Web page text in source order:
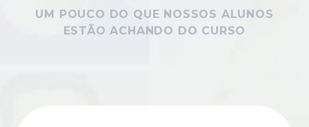
UM POUCO DO QUE NOSSOS ALUNOS
ESTÃO ACHANDO DO CURSO